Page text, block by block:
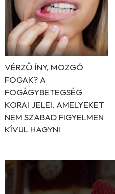
VÉRZŐ ÍNY, MOZGÓ
FOGAK? A
FOGÁGYBETEGSÉG
KORAI JELEI, AMELYEKET
NEM SZABAD FIGYELMEN
KÍVÜL HAGYNI